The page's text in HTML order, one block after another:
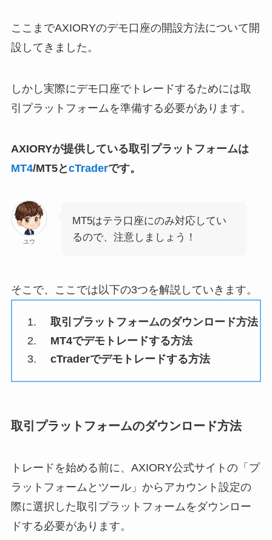
ここまでAXIORYのデモ口座の開設方法について開
設してきました。
しかし実際にデモ口座でトレードするためには取
引プラットフォームを準備する必要があります。
AXIORYが提供している取引プラットフォームは
MT4/MT5とcTraderです。
ユウ
MT5はテラ口座にのみ対応してい
るので、注意しましょう！
そこで、ここでは以下の3つを解説していきます。
取引プラットフォームのダウンロード方法
MT4でデモトレードする方法
cTraderでデモトレードする方法
取引プラットフォームのダウンロード方法
トレードを始める前に、AXIORY公式サイトの「プ
ラットフォームとツール」からアカウント設定の
際に選択した取引プラットフォームをダウンロー
ドする必要があります。